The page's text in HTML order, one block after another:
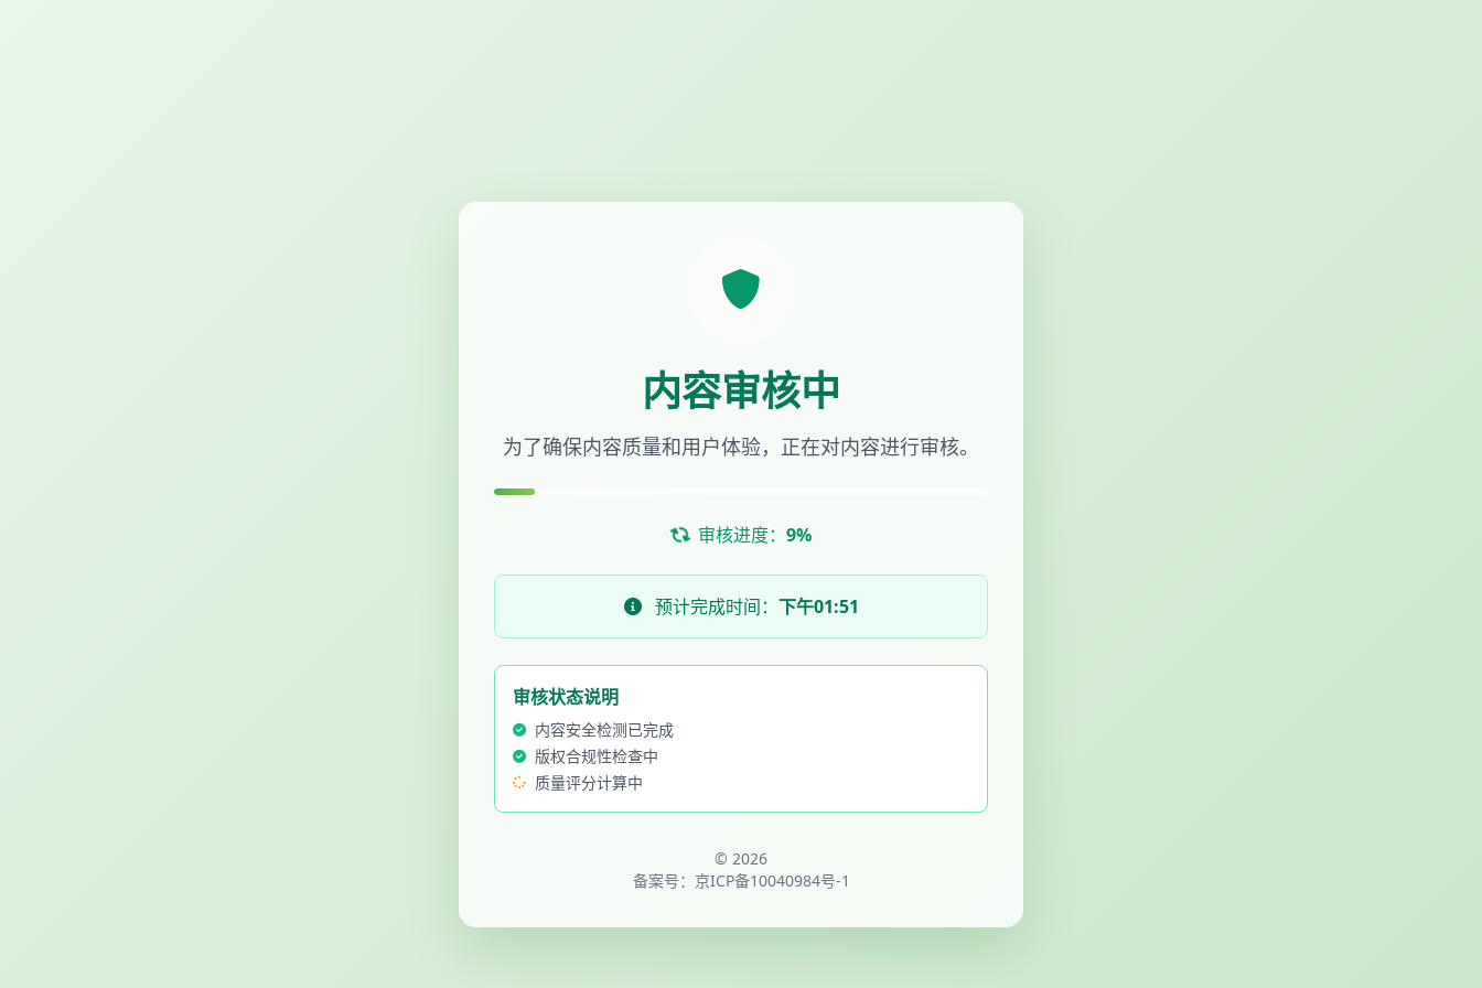
内容审核中
为了确保内容质量和用户体验，正在对内容进行审核。
审核进度： 9%
预计完成时间： 下午01:51
审核状态说明
内容安全检测已完成
版权合规性检查中
质量评分计算中
© 2026
备案号： 京ICP备10040984号-1